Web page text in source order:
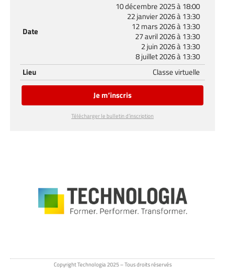
Date
10 décembre 2025 à 18:00
22 janvier 2026 à 13:30
12 mars 2026 à 13:30
27 avril 2026 à 13:30
2 juin 2026 à 13:30
8 juillet 2026 à 13:30
Lieu
Classe virtuelle
Je m’inscris
Télécharger le bulletin d’inscription
Copyright Technologia 2025 – Tous droits réservés